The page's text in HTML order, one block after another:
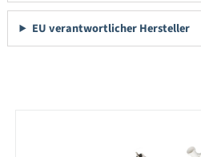
EU verantwortlicher Hersteller